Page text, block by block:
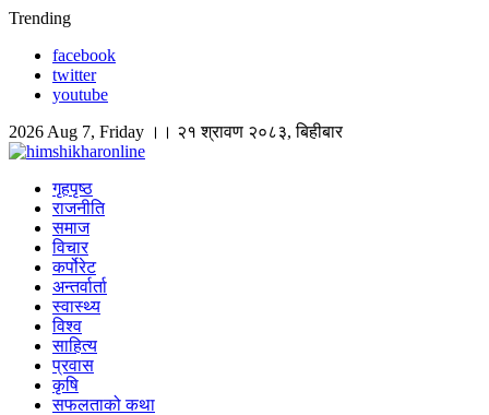
Skip
content
Trending
facebook
twitter
youtube
2026 Aug 7, Friday ।। २१ श्रावण २०८३, बिहीबार
Himshikhar Online
गृहपृष्ठ
राजनीति
समाज
विचार
कर्पोरेट
अन्तर्वार्ता
स्वास्थ्य
विश्व
साहित्य
प्रवास
कृषि
सफलताको कथा